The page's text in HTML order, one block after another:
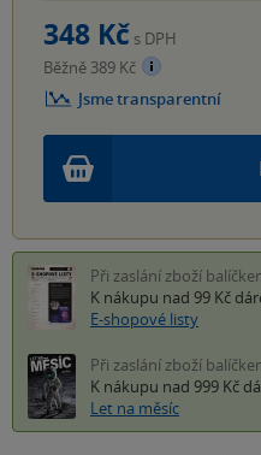
348 Kč s DPH
Běžně 389 Kč
Jsme transparentní
Při zaslání zboží
K nákupu nad 99 Kč
E-shopové listy
Při zaslání zboží
K nákupu nad 999 Kč
Let na měsíc